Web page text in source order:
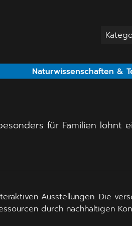
Naturwissenschaften &
für Familien lohnt
Ausstellungen. Die
durch nachhaltigen